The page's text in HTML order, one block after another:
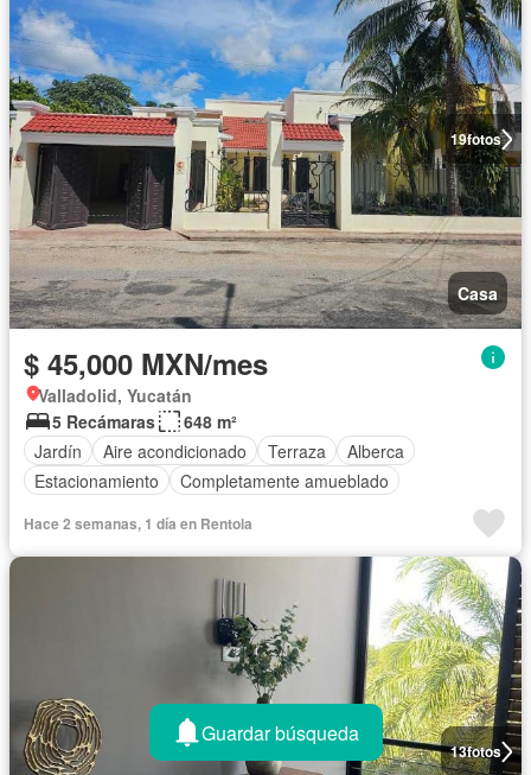
19fotos
Casa
$ 45,000 MXN/mes
Valladolid, Yucatán
5 Recámaras
648 m²
Jardín
Aire acondicionado Terraza
Alberca
Estacionamiento
Completamente amueblado
Hace 2 semanas, 1 día en Rentola
13fotos
Guardar búsqueda